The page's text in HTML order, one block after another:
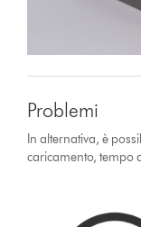
Problemi
In alternativa, è
caricamento, tempo